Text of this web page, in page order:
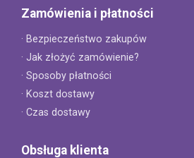
Zamówienia i płatności
· Bezpieczeństwo zakupów
· Jak złożyć zamówienie?
· Sposoby płatności
· Koszt dostawy
· Czas dostawy
Obsługa klienta